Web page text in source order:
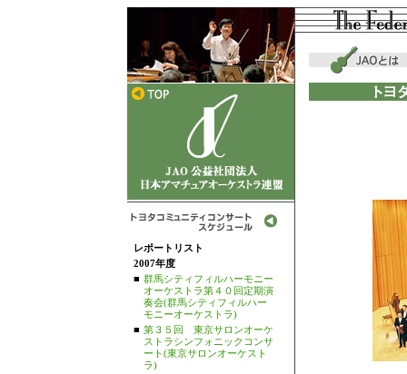
レポートリスト
2007年度
■ 群馬シティフィルハーモニー
オーケストラ第４０回定期演
奏会(群馬シティフィルハー
モニーオーケストラ)
■ 第３５回 東京サロンオーケ
ストラシンフォニックコンサ
ート(東京サロンオーケスト
ラ)